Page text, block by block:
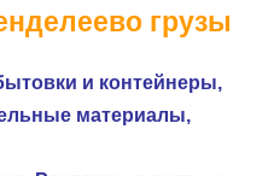
грузы
и контейнеры,
материалы,